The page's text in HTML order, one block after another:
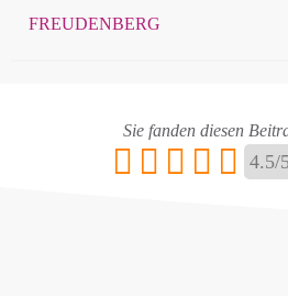
Name*
E-Mail*
FREUDENBERG
Sie fanden diesen
4.5/